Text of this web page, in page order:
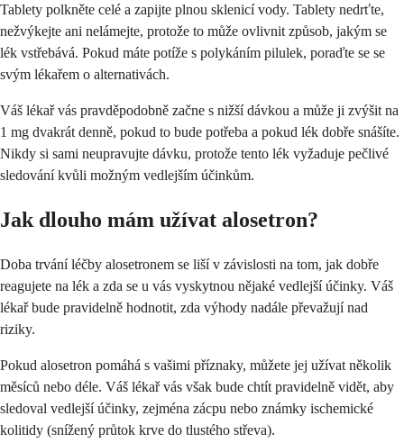
Tablety polkněte celé a zapijte plnou sklenicí vody. Tablety nedrťte,
nežvýkejte ani nelámejte, protože to může ovlivnit způsob, jakým se
lék vstřebává. Pokud máte potíže s polykáním pilulek, poraďte se se
svým lékařem o alternativách.
Váš lékař vás pravděpodobně začne s nižší dávkou a může ji zvýšit na
1 mg dvakrát denně, pokud to bude potřeba a pokud lék dobře snášíte.
Nikdy si sami neupravujte dávku, protože tento lék vyžaduje pečlivé
sledování kvůli možným vedlejším účinkům.
Jak dlouho mám užívat alosetron?
Doba trvání léčby alosetronem se liší v závislosti na tom, jak dobře
reagujete na lék a zda se u vás vyskytnou nějaké vedlejší účinky. Váš
lékař bude pravidelně hodnotit, zda výhody nadále převažují nad
riziky.
Pokud alosetron pomáhá s vašimi příznaky, můžete jej užívat několik
měsíců nebo déle. Váš lékař vás však bude chtít pravidelně vidět, aby
sledoval vedlejší účinky, zejména zácpu nebo známky ischemické
kolitidy (snížený průtok krve do tlustého střeva).